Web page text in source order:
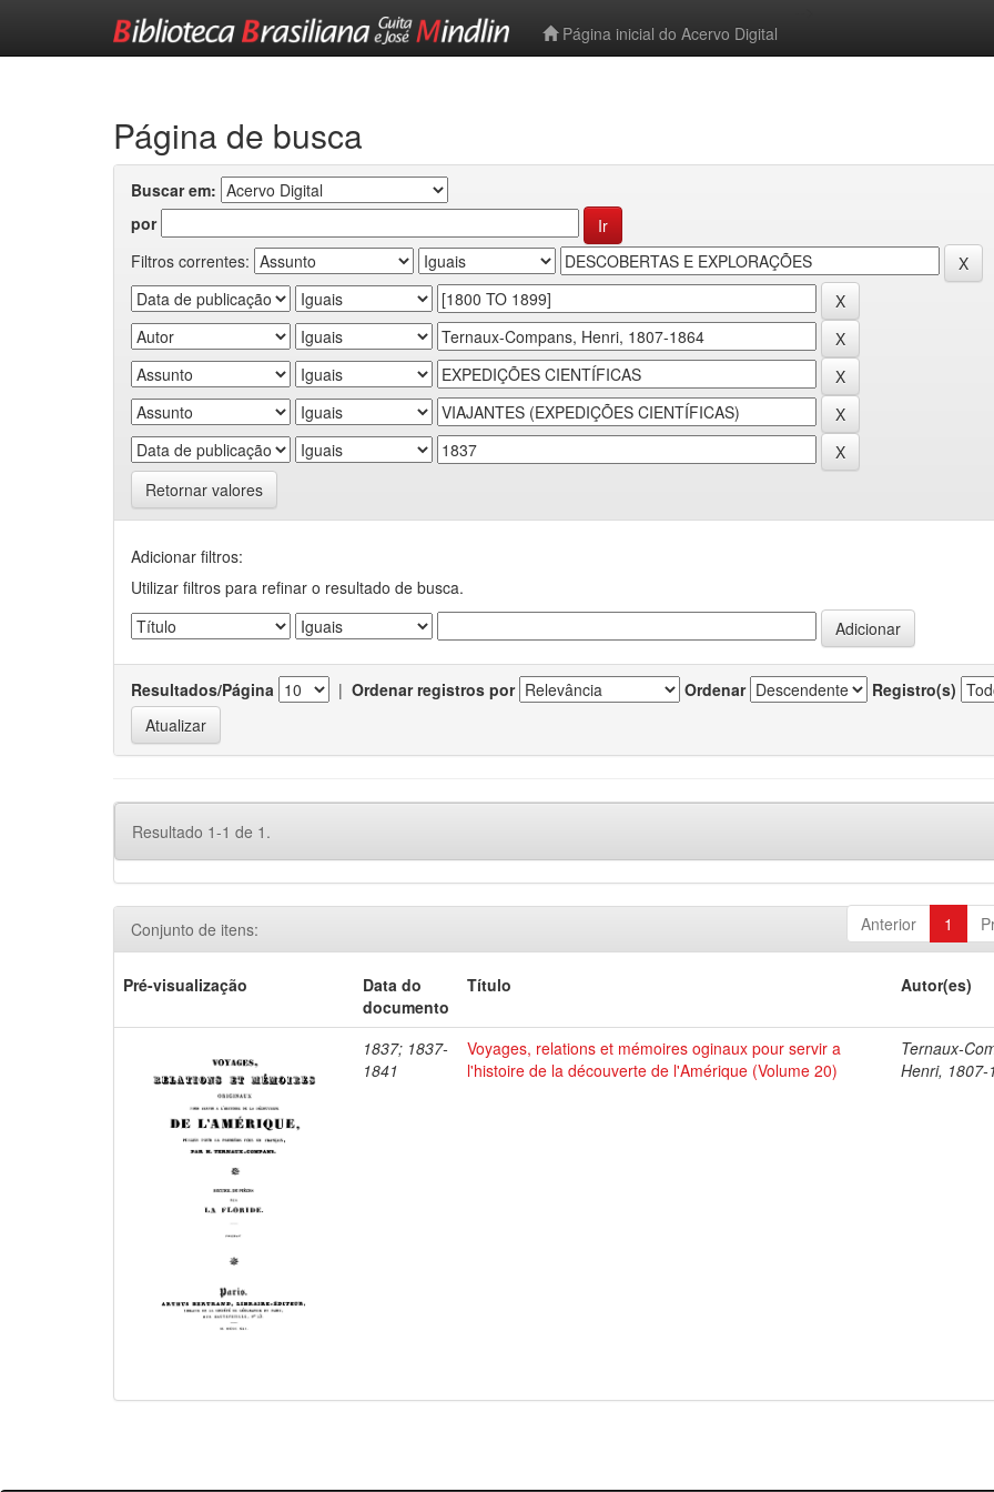
Página inicial do Acervo Digital
Página de busca
Buscar em:
por
Filtros correntes:
Retornar valores
Adicionar filtros:
Utilizar filtros para refinar o resultado de busca.
Resultados/Página | Ordenar registros por Ordenar Registro(s)
Resultado 1-1 de 1.
Anterior 1
Conjunto de itens:
Pré-visualização
Data do
documento
Título Autor(es)
1837; 1837-
1841
Voyages, relations et mémoires oginaux pour servir a
l'histoire de la découverte de l'Amérique (Volume 20)
Ternaux-
Henri, 1807-